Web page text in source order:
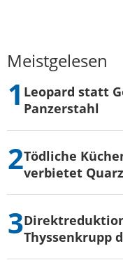
Meistgelesen
Leopard statt
Panzerstahl
Tödliche
verbietet
Thyssenkrupp